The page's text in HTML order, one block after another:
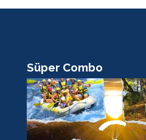
Süper Combo